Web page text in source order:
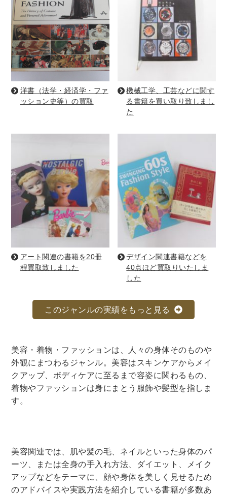
伝統医学・東洋医学
基礎医学
小児科学
整形外科学
暮らし・趣味・実用書他
暮らしと健康
ガーデニング
クッキング・レシピ本・グルメ
自転車・サイクリング 釣り
キャンプ
他スポーツ
登山・ハイキング・クライミング
資格検定・辞書辞典
公務員・教員採用試験
医療・看護資格
工学・技術・環境
語学検定・通訳
語学辞典・辞典
法律・ビジネス・事務資格関連
運輸・船舶・通信
CD・DVD・Blu-ray
洋書
洋書
その他
洋書（法学・経済学・ファ
ッション史等）の買取
機械工学、工芸などに関す
る書籍を買い取り致しまし
た
アート関連の書籍を20冊
程買取致しました
デザイン関連書籍などを
40点ほど買取りいたしま
した
このジャンルの実績をもっと見る
美容・着物・ファッションは、人々の身体そのものや
外観にまつわるジャンル。美容はスキンケアからメイ
クアップ、ボディケアに至るまで容姿に関わるもの、
着物やファッションは身にまとう服飾や髪型を指しま
す。
美容関連では、肌や髪の毛、ネイルといった身体のパ
ーツ、または全身の手入れ方法、ダイエット、メイク
アップなどをテーマに、顔や身体を美しく見せるため
のアドバイスや実践方法を紹介している書籍が多数あ